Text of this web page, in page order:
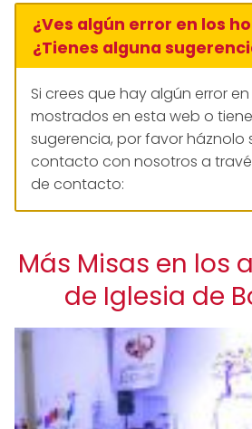
¿Ves algún error en los
¿Tienes alguna
Si crees que hay algún error
mostrados en esta web o
sugerencia, por favor háznolo
contacto con nosotros a
de contacto:
Más Misas en los
de Iglesia de